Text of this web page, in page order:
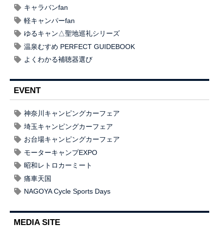
キャラバンfan
軽キャンパーfan
ゆるキャン△聖地巡礼シリーズ
温泉むすめ PERFECT GUIDEBOOK
よくわかる補聴器選び
EVENT
神奈川キャンピングカーフェア
埼玉キャンピングカーフェア
お台場キャンピングカーフェア
モーターキャンプEXPO
昭和レトロカーミート
痛車天国
NAGOYA Cycle Sports Days
MEDIA SITE